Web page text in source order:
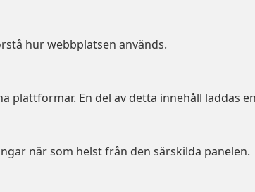
hur webbplatsen används.
plattformar. En del av detta innehåll laddas
när som helst från den särskilda panelen.